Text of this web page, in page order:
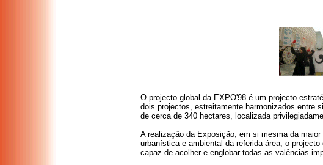
O projecto global da EXPO'98 é um projecto
dois projectos, estreitamente harmonizados entre
de cerca de 340 hectares, localizada
A realização da Exposição, em si mesma da
urbanística e ambiental da referida área; o
capaz de acolher e englobar todas as valências